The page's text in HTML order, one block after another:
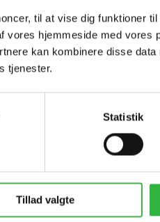
til at vise dig funktioner
hjemmeside med vores
kan kombinere disse
tjenester.
Statistik
Tillad valgte